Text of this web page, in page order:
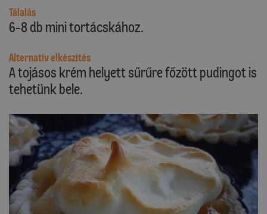
Tálalás
6-8 db mini tortácskához.
Alternatív elkészítés
A tojásos krém helyett sűrűre főzött pudingot is
tehetünk bele.